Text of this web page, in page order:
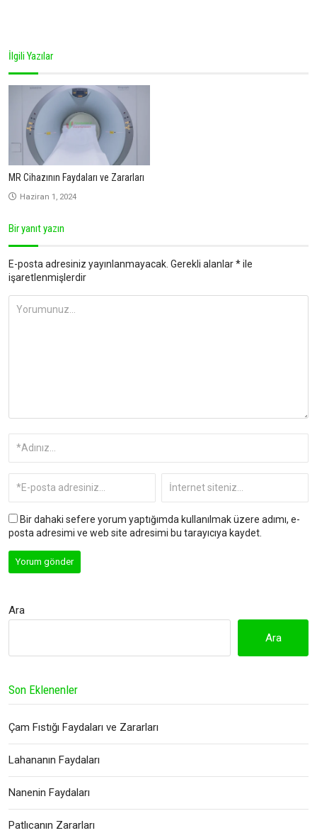
İlgili Yazılar
MR Cihazının Faydaları ve Zararları
Haziran 1, 2024
Bir yanıt yazın
E-posta adresiniz yayınlanmayacak. Gerekli alanlar*ile
işaretlenmişlerdir
Bir dahaki sefere yorum yaptığımda kullanılmak üzere adımı, e-
posta adresimi ve web site adresimi bu tarayıcıya kaydet.
Ara
Ara
Son Eklenenler
Çam Fıstığı Faydaları ve Zararları
Lahananın Faydaları
Nanenin Faydaları
Patlıcanın Zararları